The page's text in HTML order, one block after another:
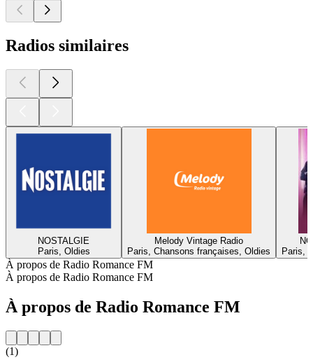
Radios similaires
NOSTALGIE
Paris, Oldies
Melody Vintage Radio
Paris, Chansons françaises, Oldies
Paris,
À propos de Radio Romance FM
À propos de Radio Romance FM
À propos de Radio Romance FM
(1)